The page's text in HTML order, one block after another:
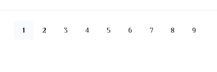
1 2 3 4 5 6 7 8 9